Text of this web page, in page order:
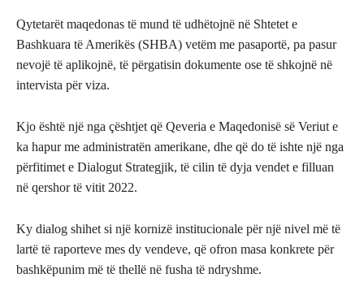
Qytetarët maqedonas të mund të udhëtojnë në Shtetet e
Bashkuara të Amerikës (SHBA) vetëm me pasaportë, pa pasur
nevojë të aplikojnë, të përgatisin dokumente ose të shkojnë në
intervista për viza.
Kjo është një nga çështjet që Qeveria e Maqedonisë së Veriut e
ka hapur me administratën amerikane, dhe që do të ishte një nga
përfitimet e Dialogut Strategjik, të cilin të dyja vendet e filluan
në qershor të vitit 2022.
Ky dialog shihet si një kornizë institucionale për një nivel më të
lartë të raporteve mes dy vendeve, që ofron masa konkrete për
bashkëpunim më të thellë në fusha të ndryshme.